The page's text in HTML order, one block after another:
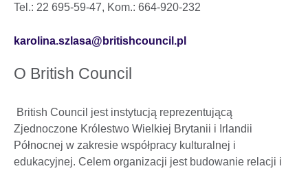
Tel.: 22 695-59-47, Kom.: 664-920-232
karolina.szlasa@britishcouncil.pl
O British Council
British Council jest instytucją reprezentującą
Zjednoczone Królestwo Wielkiej Brytanii i Irlandii
Północnej w zakresie współpracy kulturalnej i
edukacyjnej. Celem organizacji jest budowanie relacji i